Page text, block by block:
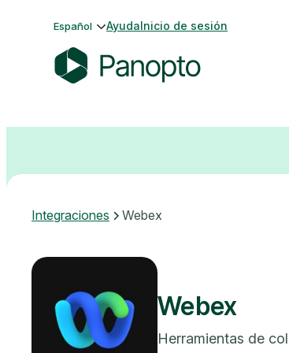
contenido
Español AyudaInicio de sesión
p
o
Integraciones Webex
Webex
Herramientas de